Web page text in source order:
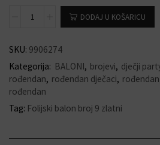
DODAJ U KOŠARICU
SKU: 9906274
Kategorija: BALONI, brojevi, dječji
rođendan, rođendan dječaci,
rođendan
Tag: Folijski balon broj 9 zlatni